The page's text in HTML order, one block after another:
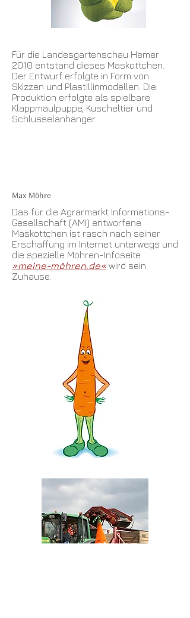
Für die Landesgartenschau Hemer
2010 entstand dieses Maskottchen.
Der Entwurf erfolgte in Form von
Skizzen und Plastillinmodellen. Die
Produktion erfolgte als spielbare
Klappmaulpuppe, Kuscheltier und
Schlüsselanhänger.
Max Möhre
Das für die Agrarmarkt Informations-
Gesellschaft (AMI) entworfene
Maskottchen ist rasch nach seiner
Erschaffung im Internet unterwegs und
die spezielle Möhren-Infoseite
»meine-möhren.de« wird sein
Zuhause.